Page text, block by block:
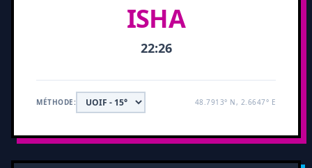
ISHA
22:26
MÉTHODE: 48.7913° N, 2.6647° E